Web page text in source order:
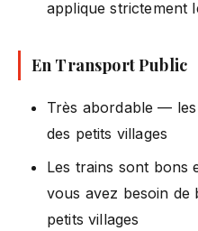
applique strictement
En Transport Public
Très abordable —
des petits villages
Les trains sont bons
vous avez besoin
petits villages